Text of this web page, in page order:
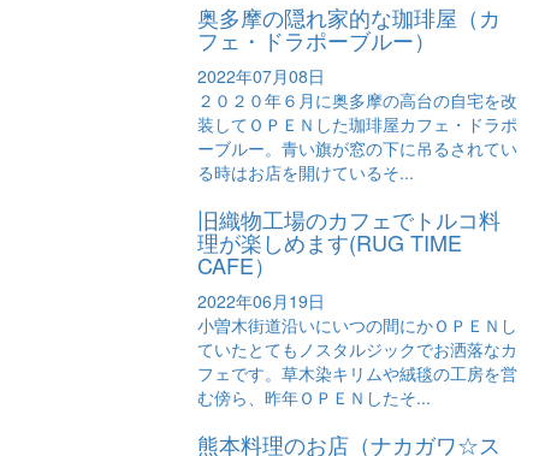
奥多摩の隠れ家的な珈琲屋（カ
フェ・ドラポーブルー）
2022年07月08日
２０２０年６月に奥多摩の高台の自宅を改
装してＯＰＥＮした珈琲屋カフェ・ドラポ
ーブルー。青い旗が窓の下に吊るされてい
る時はお店を開けているそ...
旧織物工場のカフェでトルコ料
理が楽しめます(RUG TIME
CAFE）
2022年06月19日
小曽木街道沿いにいつの間にかＯＰＥＮし
ていたとてもノスタルジックでお洒落なカ
フェです。草木染キリムや絨毯の工房を営
む傍ら、昨年ＯＰＥＮしたそ...
熊本料理のお店（ナカガワ☆ス